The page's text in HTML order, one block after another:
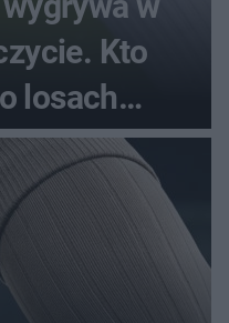
Kto
losach